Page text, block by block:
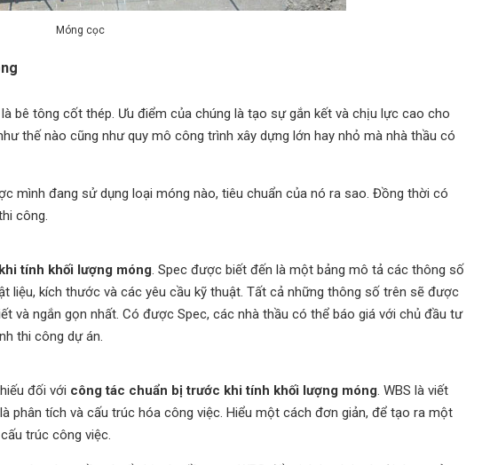
Móng cọc
bê tông cốt thép. Ưu điểm của chúng là tạo sự gắn kết và chịu lực cao cho
thế nào cũng như quy mô công trình xây dựng lớn hay nhỏ mà nhà thầu có
mình đang sử dụng loại móng nào, tiêu chuẩn của nó ra sao. Đồng thời có
công.
tính khối lượng móng. Spec được biết đến là một bảng mô tả các thông số
liệu, kích thước và các yêu cầu kỹ thuật. Tất cả những thông số trên sẽ được
và ngắn gọn nhất. Có được Spec, các nhà thầu có thể báo giá với chủ đầu tư
thi công dự án.
đối với công tác chuẩn bị trước khi tính khối lượng móng. WBS là viết
phân tích và cấu trúc hóa công việc. Hiểu một cách đơn giản, để tạo ra một
trúc công việc.